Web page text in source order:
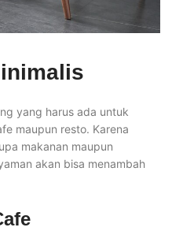
yang harus ada untuk
maupun resto. Karena
makanan maupun
akan bisa menambah